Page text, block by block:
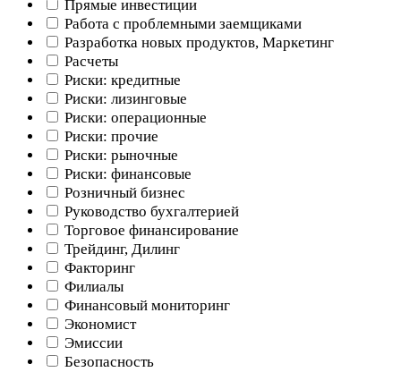
Прямые инвестиции
Работа с проблемными заемщиками
Разработка новых продуктов, Маркетинг
Расчеты
Риски: кредитные
Риски: лизинговые
Риски: операционные
Риски: прочие
Риски: рыночные
Риски: финансовые
Розничный бизнес
Руководство бухгалтерией
Торговое финансирование
Трейдинг, Дилинг
Факторинг
Филиалы
Финансовый мониторинг
Экономист
Эмиссии
Безопасность